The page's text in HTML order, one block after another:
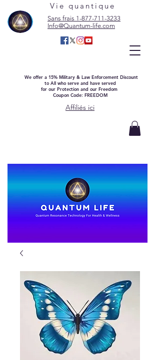
Vie quantique
Sans frais 1-877-711-3233
Info@Quantum-life.com
We offer a 15% Military & Law Enforcement Discount
to All who serve and have served
for our Protection and our Freedom
Coupon Code: FREEDOM
Affiliés ici